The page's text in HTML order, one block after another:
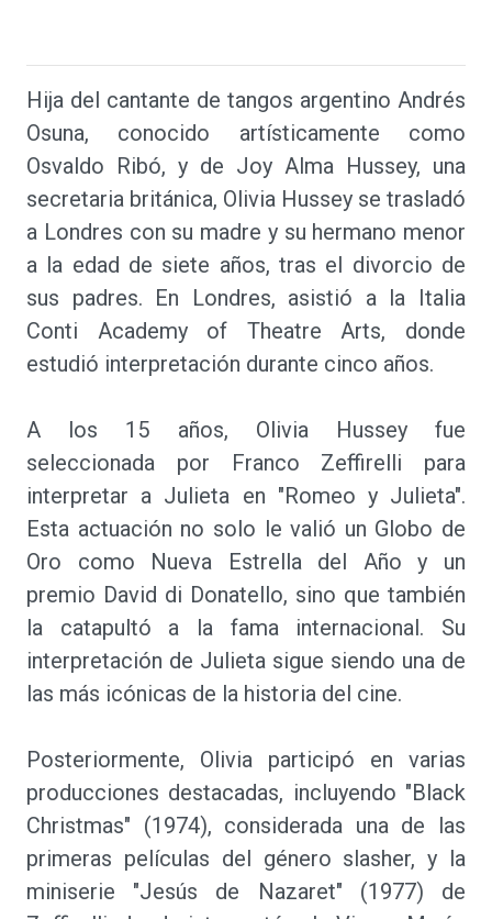
Hija del cantante de tangos argentino Andrés
Osuna, conocido artísticamente como
Osvaldo Ribó, y de Joy Alma Hussey, una
secretaria británica, Olivia Hussey se trasladó
a Londres con su madre y su hermano menor
a la edad de siete años, tras el divorcio de
sus padres. En Londres, asistió a la Italia
Conti Academy of Theatre Arts, donde
estudió interpretación durante cinco años.
A los 15 años, Olivia Hussey fue
seleccionada por Franco Zeffirelli para
interpretar a Julieta en "Romeo y Julieta".
Esta actuación no solo le valió un Globo de
Oro como Nueva Estrella del Año y un
premio David di Donatello, sino que también
la catapultó a la fama internacional. Su
interpretación de Julieta sigue siendo una de
las más icónicas de la historia del cine.
Posteriormente, Olivia participó en varias
producciones destacadas, incluyendo "Black
Christmas" (1974), considerada una de las
primeras películas del género slasher, y la
miniserie "Jesús de Nazaret" (1977) de